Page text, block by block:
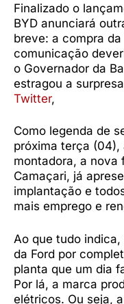
Finalizado o
BYD anunciará
breve: a compra
comunicação
o Governador da
estragou a
Twitter,
Como legenda de
próxima terça (04),
montadora, a nova
Camaçari, já
implantação e
mais emprego e
Ao que tudo
da Ford por
planta que um dia
Por lá, a marca
elétricos. Ou seja,